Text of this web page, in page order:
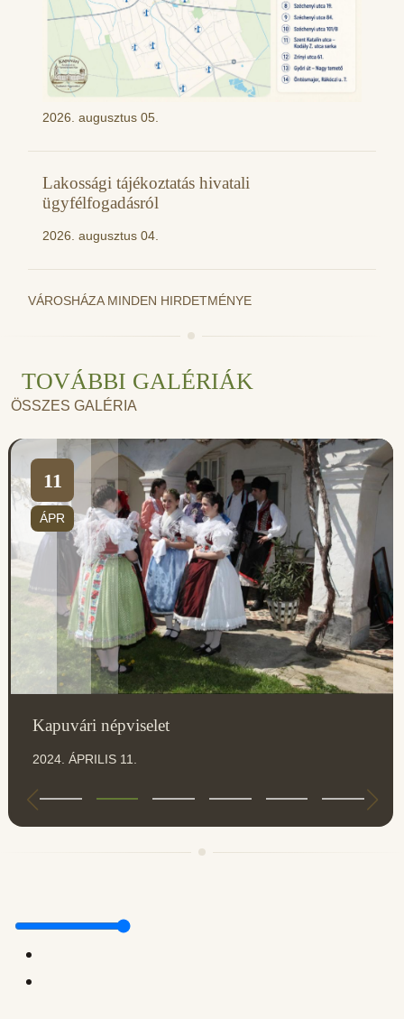
2026. augusztus 05.
Lakossági tájékoztatás hivatali
ügyfélfogadásról
2026. augusztus 04.
VÁROSHÁZA MINDEN HIRDETMÉNYE
TOVÁBBI GALÉRIÁK
ÖSSZES GALÉRIA
11
ÁPR
Kapuvári népviselet
2024. ÁPRILIS 11.